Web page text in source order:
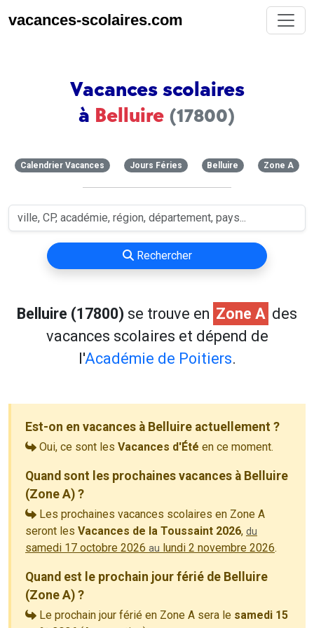
vacances-scolaires.com
Vacances scolaires
à Belluire (17800)
Calendrier Vacances Jours Féries Belluire Zone A
Rechercher
Belluire (17800) se trouve en Zone A des
vacances scolaires et dépend de
l'Académie de Poitiers.
Est-on en vacances à Belluire actuellement ?
Oui, ce sont les Vacances d'Été en ce moment.
Quand sont les prochaines vacances à Belluire
(Zone A) ?
Les prochaines vacances scolaires en Zone A
seront les Vacances de la Toussaint 2026, du
samedi 17 octobre 2026 au lundi 2 novembre 2026.
Quand est le prochain jour férié de Belluire
(Zone A) ?
Le prochain jour férié en Zone A sera le samedi 15